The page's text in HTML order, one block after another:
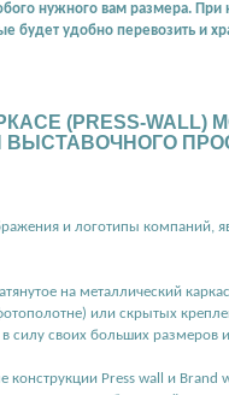
нужного вам размера.
будет удобно перевозить и
(PRESS-
и логотипы компаний,
на металлический
или скрытых
силу своих больших размеров
конструкции Press wall и